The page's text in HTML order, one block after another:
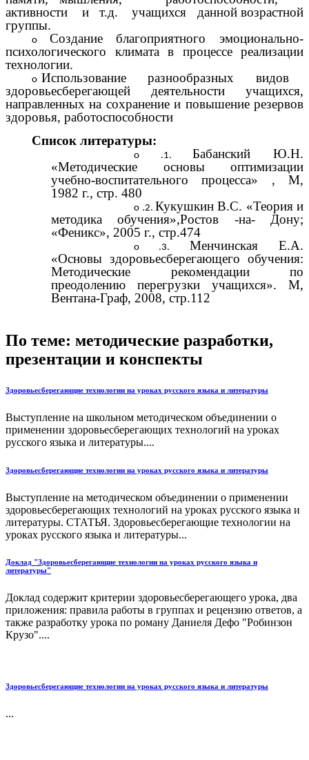
активности и т.д. учащихся данной возрастной
группы.
Создание благоприятного эмоционально-
психологического климата в процессе реализации
технологии.
Использование разнообразных видов
здоровьесберегающей деятельности учащихся,
направленных на сохранение и повышение резервов
здоровья, работоспособности
Список литературы:
Бабанский Ю.Н.
«Методические основы оптимизации
учебно-воспитательного процесса» , М,
1982 г., стр. 480
Кукушкин В.С. «Теория и
методика обучения»,Ростов -на- Дону;
«Феникс», 2005 г., стр.474
Менчинская Е.А.
«Основы здоровьесберегающего обучения:
Методические рекомендации по
преодолению перегрузки учащихся». М,
Вентана-Граф, 2008, стр.112
По теме: методические разработки,
презентации и конспекты
Здоровьесберегающие технологии на уроках русского языка и литературы
Выступление на школьном методическом объединении о
применении здоровьесберегающих технологий на уроках
русского языка и литературы....
Здоровьесберегающие технологии на уроках русского языка и литературы
Выступление на методическом объединении о применении
здоровьесберегающих технологий на уроках русского языка и
литературы. СТАТЬЯ. Здоровьесберегающие технологии на
уроках русского языка и литературы...
Доклад "Здоровьесберегающие технологии на уроках русского языка и
литературы"
Доклад содержит критерии здоровьесберегающего урока, два
приложения: правила работы в группах и рецензию ответов, а
также разработку урока по роману Даниеля Дефо "Робинзон
Крузо"....
Здоровьесберегающие технологии на уроках русского языка и литературы
...